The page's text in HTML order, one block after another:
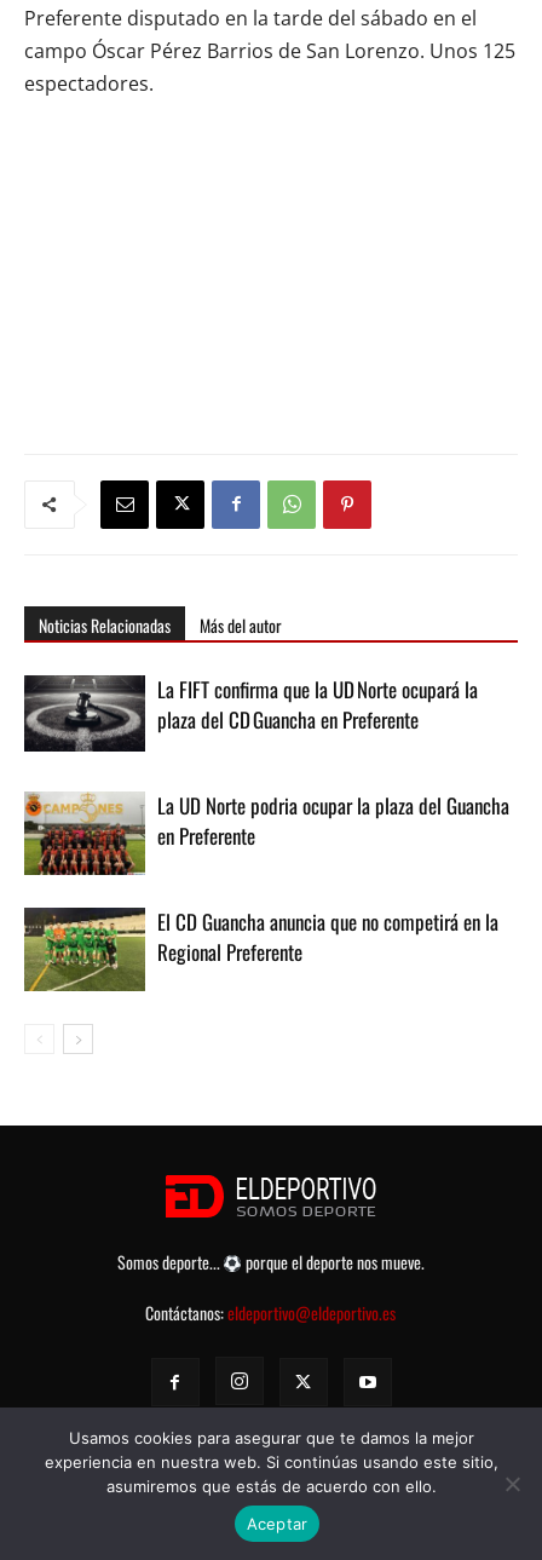
Preferente disputado en la tarde del sábado en el
campo Óscar Pérez Barrios de San Lorenzo. Unos 125
espectadores.
Noticias Relacionadas Más del autor
La FIFT confirma que la UD Norte ocupará la
plaza del CD Guancha en Preferente
La UD Norte podria ocupar la plaza del Guancha
en Preferente
El CD Guancha anuncia que no competirá en la
Regional Preferente
Somos deporte...
porque el deporte nos mueve.
Contáctanos:eldeportivo@eldeportivo.es
© eldeportivo.es 2008 - 2025 Todos los Derechos Reservados -
de Privacidad-Aviso legal
Usamos cookies para asegurar que te damos la mejor
experiencia en nuestra web. Si continúas usando este sitio,
asumiremos que estás de acuerdo con ello.
Aceptar